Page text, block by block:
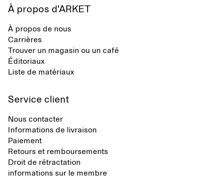
À propos d'ARKET
À propos de nous
Carrières
Trouver un magasin ou un café
Éditoriaux
Liste de matériaux
Service client
Nous contacter
Informations de livraison
Paiement
Retours et remboursements
Droit de rétractation
informations sur le membre